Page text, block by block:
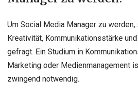
Um Social Media Manager zu
Kreativität, Kommunikationsstärke
gefragt. Ein Studium in
Marketing oder Medienmanagement
zwingend notwendig.